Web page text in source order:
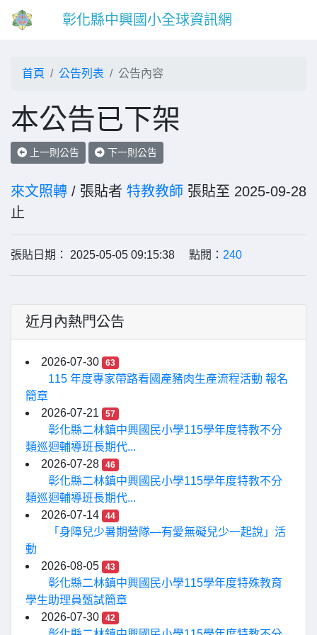
彰化縣中興國小全球資訊網
首頁 公告列表 公告內容
本公告已下架
上一則公告 下一則公告
來文照轉 / 張貼者 特教教師 張貼至 2025-09-28
止
張貼日期： 2025-05-05 09:15:38 點閱： 240
近月內熱門公告
2026-07-30 63
115 年度專家帶路看國產豬肉生產流程活動 報名
簡章
2026-07-21
57
彰化縣二林鎮中興國民小學115學年度特教不分
類巡迴輔導班長期代...
2026-07-28
46
彰化縣二林鎮中興國民小學115學年度特教不分
類巡迴輔導班長期代...
2026-07-14
44
「身障兒少暑期營隊—有愛無礙兒少一起說」活
動
2026-08-05
43
彰化縣二林鎮中興國民小學115學年度特殊教育
學生助理員甄試簡章
2026-07-30
42